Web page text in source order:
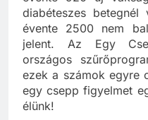
évente 920 új
diabéteszes betegnél
évente 2500 nem
jelent. Az Egy
országos
ezek a számok egyre
egy csepp figyelmet